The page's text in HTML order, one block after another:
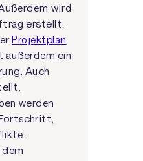
wird
erstellt.
Projektplan
außerdem ein
Auch
werden